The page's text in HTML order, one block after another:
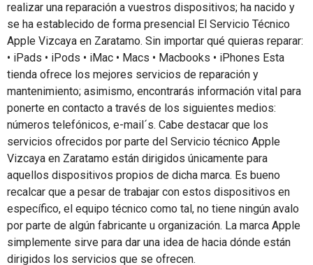
realizar una reparación a vuestros dispositivos; ha nacido y
se ha establecido de forma presencial El Servicio Técnico
Apple Vizcaya en Zaratamo. Sin importar qué quieras reparar:
• iPads • iPods • iMac • Macs • Macbooks • iPhones Esta
tienda ofrece los mejores servicios de reparación y
mantenimiento; asimismo, encontrarás información vital para
ponerte en contacto a través de los siguientes medios:
números telefónicos, e-mail´s. Cabe destacar que los
servicios ofrecidos por parte del Servicio técnico Apple
Vizcaya en Zaratamo están dirigidos únicamente para
aquellos dispositivos propios de dicha marca. Es bueno
recalcar que a pesar de trabajar con estos dispositivos en
específico, el equipo técnico como tal, no tiene ningún avalo
por parte de algún fabricante u organización. La marca Apple
simplemente sirve para dar una idea de hacia dónde están
dirigidos los servicios que se ofrecen.